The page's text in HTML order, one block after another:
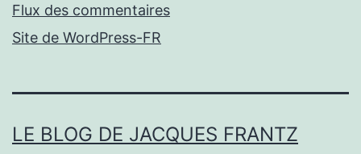
Flux des commentaires
Site de WordPress-FR
LE BLOG DE JACQUES FRANTZ